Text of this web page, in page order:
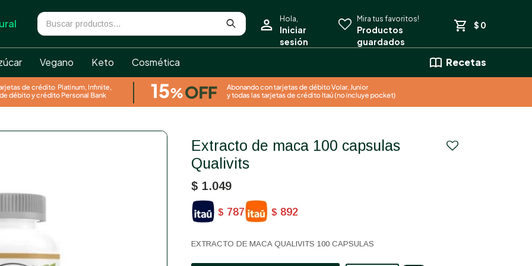
Vegano Keto Cosmética Recetas
$ 0
Extracto de maca 100 capsulas
Qualivits
$ 1.049
$ 787 $ 892
EXTRACTO DE MACA QUALIVITS 100 CAPSULAS